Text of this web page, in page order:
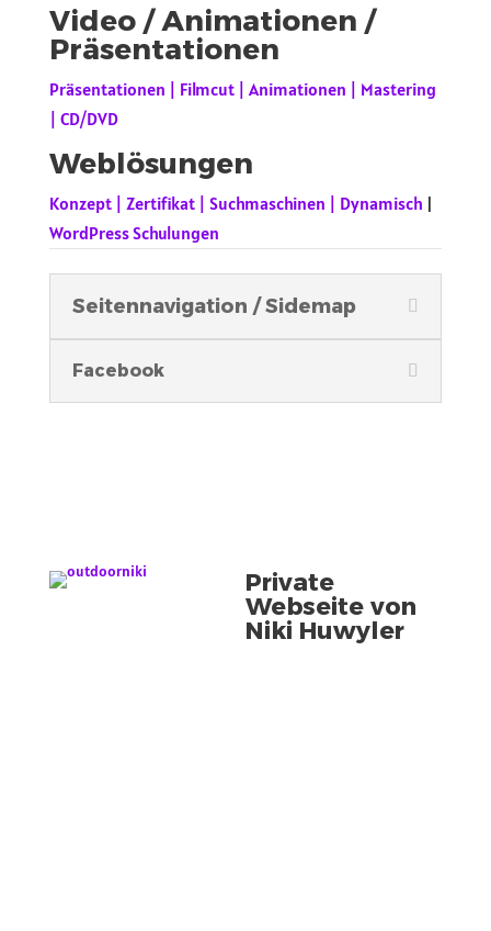
Video / Animationen /
Präsentationen
Präsentationen | Filmcut | Animationen | Mastering
| CD/DVD
Weblösungen
Konzept | Zertifikat | Suchmaschinen | Dynamisch
WordPress Schulungen
Seitennavigation / Sidemap
Facebook
Private
Webseite von
Niki Huwyler